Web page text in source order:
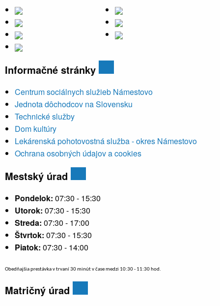
Informačné stránky
Centrum sociálnych služieb Námestovo
Jednota dôchodcov na Slovensku
Technické služby
Dom kultúry
Lekárenská pohotovostná služba - okres Námestovo
Ochrana osobných údajov a cookies
Mestský úrad
Pondelok: 07:30 - 15:30
Utorok: 07:30 - 15:30
Streda: 07:30 - 17:00
Štvrtok: 07:30 - 15:30
Piatok: 07:30 - 14:00
Obedňajšia prestávka v trvaní 30 minút v čase medzi 10:30 - 11:30 hod.
Matričný úrad